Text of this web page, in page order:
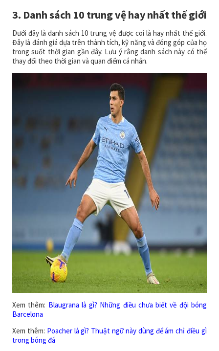
3. Danh sách 10 trung vệ hay nhất thế giới
Dưới đây là danh sách 10 trung vệ được coi là hay nhất thế giới.
Đây là đánh giá dựa trên thành tích, kỹ năng và đóng góp của họ
trong suốt thời gian gần đây. Lưu ý rằng danh sách này có thể
thay đổi theo thời gian và quan điểm cá nhân.
Xem thêm: Blaugrana là gì? Những điều chưa biết về đội bóng
Barcelona
Xem thêm: Poacher là gì? Thuật ngữ này dùng để ám chỉ điều gì
trong bóng đá